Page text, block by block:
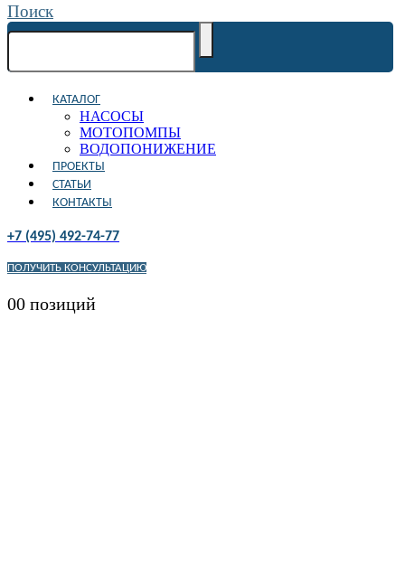
Поиск
КАТАЛОГ
НАСОСЫ
МОТОПОМПЫ
ВОДОПОНИЖЕНИЕ
ПРОЕКТЫ
СТАТЬИ
КОНТАКТЫ
+7 (495) 492-74-77
ПОЛУЧИТЬ КОНСУЛЬТАЦИЮ
00 позиций